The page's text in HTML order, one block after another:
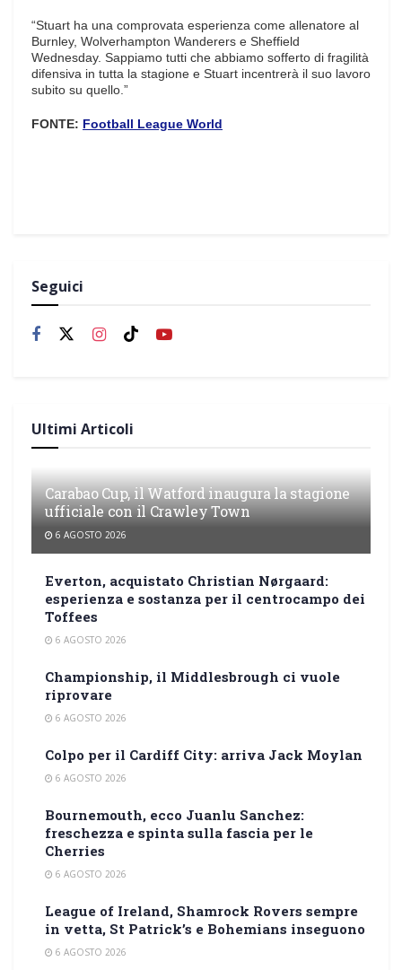
“Stuart ha una comprovata esperienza come allenatore al
Burnley, Wolverhampton Wanderers e Sheffield
Wednesday. Sappiamo tutti che abbiamo sofferto di fragilità
difensiva in tutta la stagione e Stuart incentrerà il suo lavoro
subito su quello.”
FONTE: Football League World
Seguici
Ultimi Articoli
Carabao Cup, il Watford inaugura la stagione
ufficiale con il Crawley Town
6 AGOSTO 2026
Everton, acquistato Christian Nørgaard:
esperienza e sostanza per il centrocampo dei
Toffees
6 AGOSTO 2026
Championship, il Middlesbrough ci vuole
riprovare
6 AGOSTO 2026
Colpo per il Cardiff City: arriva Jack Moylan
6 AGOSTO 2026
Bournemouth, ecco Juanlu Sanchez:
freschezza e spinta sulla fascia per le
Cherries
6 AGOSTO 2026
League of Ireland, Shamrock Rovers sempre
in vetta, St Patrick’s e Bohemians inseguono
6 AGOSTO 2026